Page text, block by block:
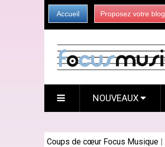
Accueil Proposez votre blog
NOUVEAUX
Coups de cœur Focus Musique |